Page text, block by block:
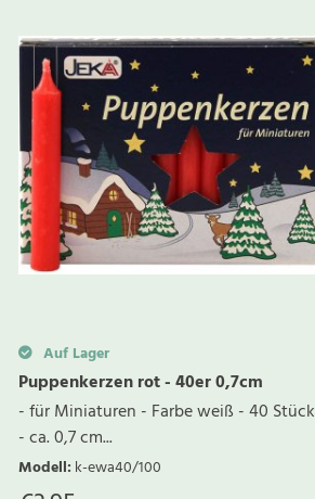
Auf Lager
Puppenkerzen rot - 40er 0,7cm
- für Miniaturen - Farbe weiß - 40 Stück
- ca. 0,7 cm...
Modell: k-ewa40/100